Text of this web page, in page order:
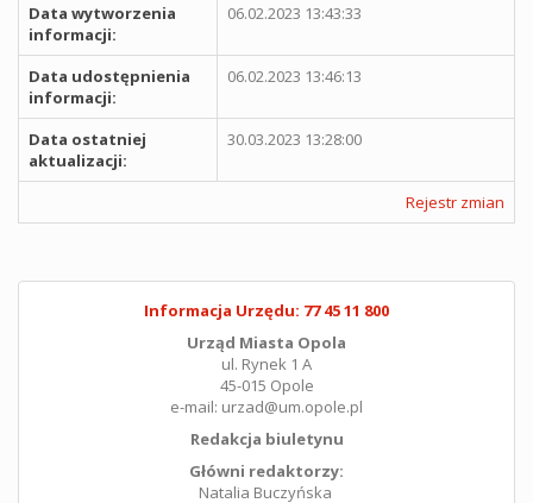
Data wytworzenia
informacji:
06.02.2023 13:43:33
Data udostępnienia
informacji:
06.02.2023 13:46:13
Data ostatniej
aktualizacji:
30.03.2023 13:28:00
Rejestr zmian
Informacja Urzędu: 77 45 11 800
Urząd Miasta Opola
ul. Rynek 1 A
45-015 Opole
e-mail: urzad@um.opole.pl
Redakcja biuletynu
Główni redaktorzy:
Natalia Buczyńska